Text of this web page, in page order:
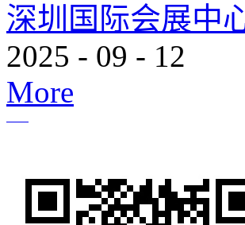
深圳国际会展中
2025 - 09 - 12
More